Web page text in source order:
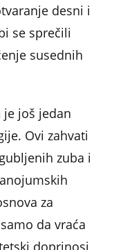
desni i
se sprečili
susednih
je još jedan
Ovi zahvati
zuba i
za
da vraća
doprinosi